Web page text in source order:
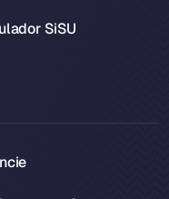
SiSU